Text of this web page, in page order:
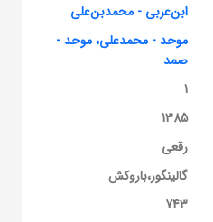
ابن‌عربی - محمد‌بن‌علی
موحد - محمدعلی، موحد -
صمد
1
1385
رقعی
گالینگور،باروکش
743